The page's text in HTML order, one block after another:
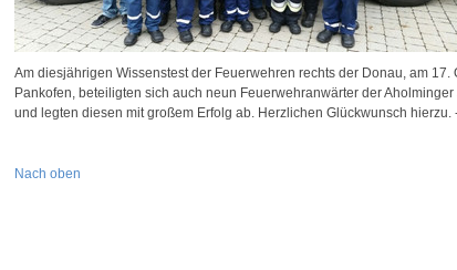
Am diesjährigen Wissenstest der Feuerwehren rechts der Donau, am 17.
Pankofen, beteiligten sich auch neun Feuerwehranwärter der
und legten diesen mit großem Erfolg ab. Herzlichen Glückwunsch hierzu.
Nach oben